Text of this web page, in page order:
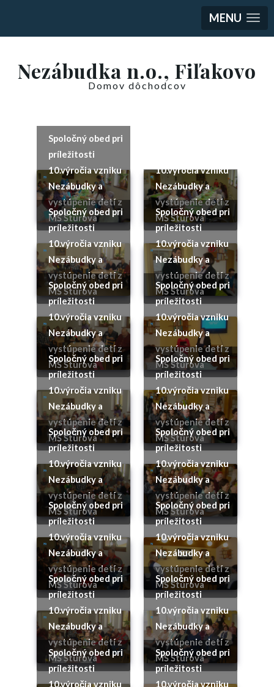
MENU
Nezábudka n.o., Fiľakovo
Domov dôchodcov
Spoločný obed pri
príležitosti
10.výročia vzniku
Nezábudky a
vystúpenie detí z
MŠ Štúrova
Spoločný obed pri
príležitosti
10.výročia vzniku
Nezábudky a
vystúpenie detí z
MŠ Štúrova
Spoločný obed pri
príležitosti
10.výročia vzniku
Nezábudky a
vystúpenie detí z
MŠ Štúrova
Spoločný obed pri
príležitosti
10.výročia vzniku
Nezábudky a
vystúpenie detí z
MŠ Štúrova
Spoločný obed pri
príležitosti
10.výročia vzniku
Nezábudky a
vystúpenie detí z
MŠ Štúrova
Spoločný obed pri
príležitosti
10.výročia vzniku
Nezábudky a
vystúpenie detí z
MŠ Štúrova
Spoločný obed pri
príležitosti
10.výročia vzniku
Nezábudky a
vystúpenie detí z
MŠ Štúrova
Spoločný obed pri
príležitosti
10.výročia vzniku
10.výročia vzniku
Nezábudky a
vystúpenie detí z
MŠ Štúrova
Spoločný obed pri
príležitosti
10.výročia vzniku
Nezábudky a
vystúpenie detí z
MŠ Štúrova
Spoločný obed pri
príležitosti
10.výročia vzniku
Nezábudky a
vystúpenie detí z
MŠ Štúrova
Spoločný obed pri
príležitosti
10.výročia vzniku
Nezábudky a
vystúpenie detí z
MŠ Štúrova
Spoločný obed pri
príležitosti
10.výročia vzniku
Nezábudky a
vystúpenie detí z
MŠ Štúrova
Spoločný obed pri
príležitosti
10.výročia vzniku
Nezábudky a
vystúpenie detí z
MŠ Štúrova
Spoločný obed pri
príležitosti
10.výročia vzniku
Nezábudky a
vystúpenie detí z
MŠ Štúrova
Spoločný obed pri
príležitosti
10.výročia vzniku